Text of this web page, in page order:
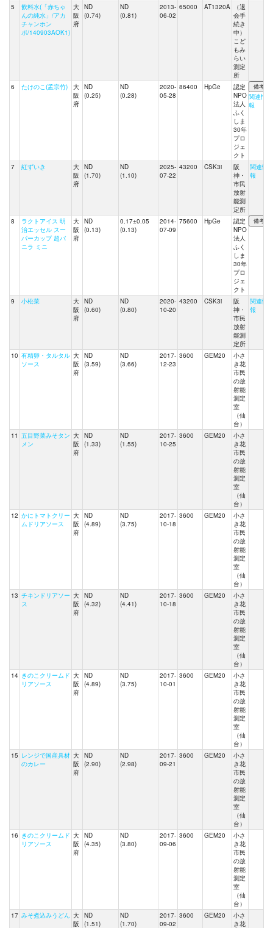
5
飲料水(「赤ちゃ
んの純水」/アカ
チャンホン
ポ/140903AOK1)
大
阪
府
ND
(0.74)
ND
(0.81)
2013-
06-02
65000 AT1320A
（退
会手
続き
中）
こど
もみ
らい
測定
所
6
たけのこ(孟宗竹)
大
阪
府
ND
(0.25)
ND
(0.28)
2020-
05-28
86400 HpGe
認定
NPO
法人
ふく
しま
30年
プロ
ジェ
クト
関連情
報
7 紅ずいき
大
阪
府
ND
(1.70)
ND
(1.10)
2025-
07-22
43200 CSK3i
阪
神・
市民
放射
能測
定所
関連情
報
8
ラクトアイス 明
治エッセル スー
パーカップ 超バ
ニラ ミニ
大
阪
府
ND
(0.13)
0.17±0.05
(0.13)
2014-
07-09
75600 HpGe
認定
NPO
法人
ふく
しま
30年
プロ
ジェ
クト
9
小松菜
大
阪
府
ND
(0.60)
ND
(0.80)
2020-
10-20
43200 CSK3i
阪
神・
市民
放射
能測
定所
関連情
報
10 有精卵・タルタル
ソース
大
阪
府
ND
(3.59)
ND
(3.66)
2017-
12-23
3600 GEM20
小さ
き花
市民
の放
射能
測定
室
（仙
台）
11 五目野菜みそタン
メン
大
阪
府
ND
(1.33)
ND
(1.55)
2017-
10-25
3600 GEM20
小さ
き花
市民
の放
射能
測定
室
（仙
台）
12 かにトマトクリー
ムドリアソース
大
阪
府
ND
(4.89)
ND
(3.75)
2017-
10-18
3600 GEM20
小さ
き花
市民
の放
射能
測定
室
（仙
台）
13 チキンドリアソー
ス
大
阪
府
ND
(4.32)
ND
(4.41)
2017-
10-18
3600 GEM20
小さ
き花
市民
の放
射能
測定
室
（仙
台）
14 きのこクリームド
リアソース
大
阪
府
ND
(4.89)
ND
(3.75)
2017-
10-01
3600 GEM20
小さ
き花
市民
の放
射能
測定
室
（仙
台）
15 レンジで国産具材
のカレー
大
阪
府
ND
(2.90)
ND
(2.98)
2017-
09-21
3600 GEM20
小さ
き花
市民
の放
射能
測定
室
（仙
台）
16 きのこクリームド
リアソース
大
阪
府
ND
(4.35)
ND
(3.80)
2017-
09-06
3600 GEM20
小さ
き花
市民
の放
射能
測定
室
（仙
台）
17 みそ煮込みうどん 大
阪
ND
(1.51)
ND
(1.70)
2017-
09-02
3600 GEM20
小さ
き花